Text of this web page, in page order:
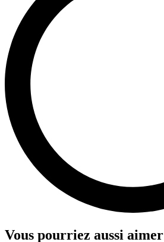
Vous pourriez aussi aimer